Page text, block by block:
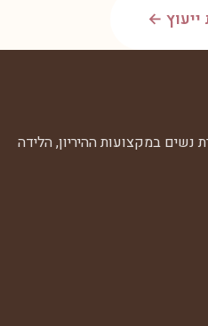
←
במקצועות ההיריון, הלידה